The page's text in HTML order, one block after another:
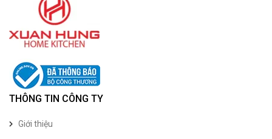
THÔNG TIN CÔNG TY
Giới thiệu